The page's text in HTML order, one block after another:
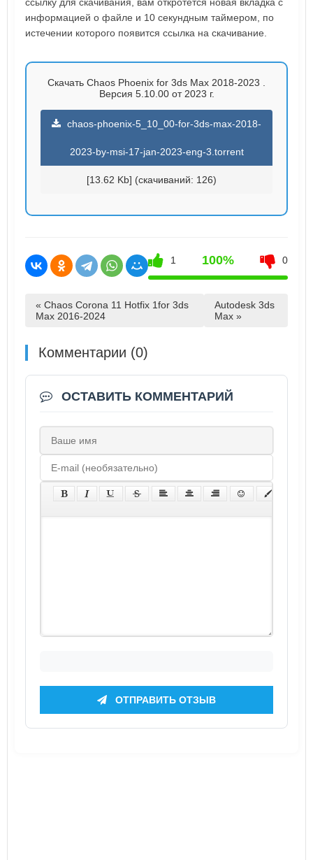
информацией о файле и 10 секундным таймером, по
истечении которого появится ссылка на скачивание.
Скачать Chaos Phoenix for 3ds Max 2018-2023 .
Версия 5.10.00 от 2023 г.
chaos-phoenix-5_10_00-for-3ds-max-2018-
2023-by-msi-17-jan-2023-eng-3.torrent
[13.62 Kb] (cкачиваний: 126)
1 100% 0
« Chaos Corona 11 Hotfix 1for 3ds
Max 2016-2024
Autodesk 3ds
Max »
Комментарии (0)
ОСТАВИТЬ КОММЕНТАРИЙ
ОТПРАВИТЬ ОТЗЫВ